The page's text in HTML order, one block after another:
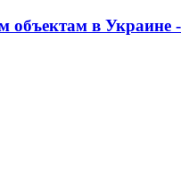
объектам в Украине -